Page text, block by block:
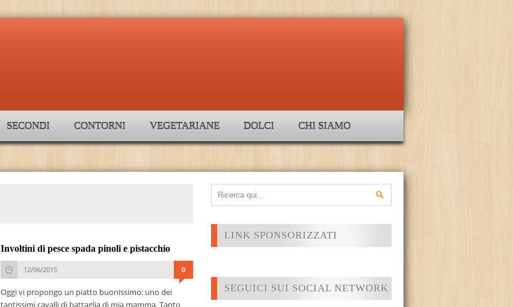
SECONDI CONTORNI VEGETARIANE DOLCI CHI SIAMO
Involtini di pesce spada pinoli e pistacchio
12/06/2015 0
Oggi vi propongo un piatto buonissimo: uno dei
tantissimi cavalli di battaglia di mia mamma. Tanto
LINK SPONSORIZZATI
SEGUICI SUI SOCIAL NETWORK